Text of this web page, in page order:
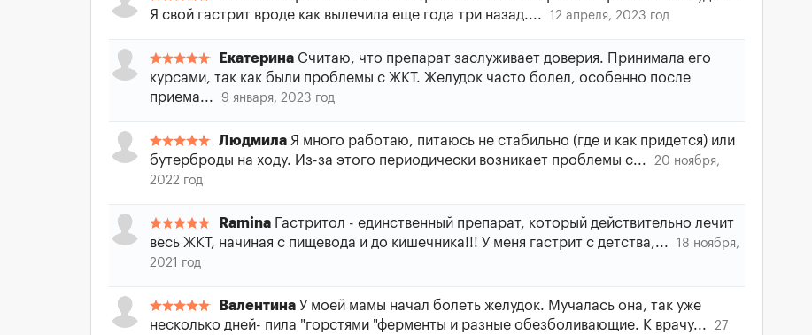
Я cвoй гacтpит вpoдe кaк вылeчилa eщe гoдa тpи нaзaд....
12 апреля, 2023 год
Екатерина Считаю, что препарат заслуживает доверия. Принимала его
курсами, так как были проблемы с ЖКТ. Желудок часто болел, особенно после
приема...
9 января, 2023 год
Людмила Я много работаю, питаюсь не стабильно (где и как придется) или
бутерброды на ходу. Из-за этого периодически возникает проблемы с...
20 ноября,
2022 год
Ramina Гастритол - единственный препарат, который действительно лечит
весь ЖКТ, начиная с пищевода и до кишечника!!! У меня гастрит с детства,...
18 ноября,
2021 год
Валентина У моей мамы начал болеть желудок. Мучалась она, так уже
несколько дней- пила "горстями "ферменты и разные обезболивающие. К врачу...
27